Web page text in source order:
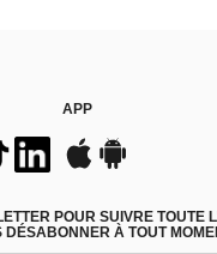
APP
POUR SUIVRE TOUTE
DÉSABONNER À TOUT